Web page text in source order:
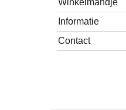
Winkelmandje
Informatie
Contact